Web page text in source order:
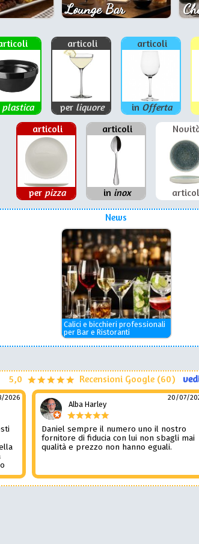
Lounge Bar
plastica
articoli
per liquore
articoli
in Offerta
articoli
per pizza
articoli
in inox
News
Calici e bicchieri professionali
per Bar e Ristoranti
5,0 Recensioni Google (60)
2026
Alba Harley
20/07/
Daniel sempre il numero uno il nostro
fornitore di fiducia con lui non sbagli mai
qualità e prezzo non hanno eguali.